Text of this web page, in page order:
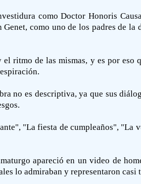
como Doctor Honoris
como uno de los padres de la
ritmo de las mismas, y es por eso
no es descriptiva, ya que sus
"La fiesta de cumpleaños",
apareció en un video de
lo admiraban y representaron casi